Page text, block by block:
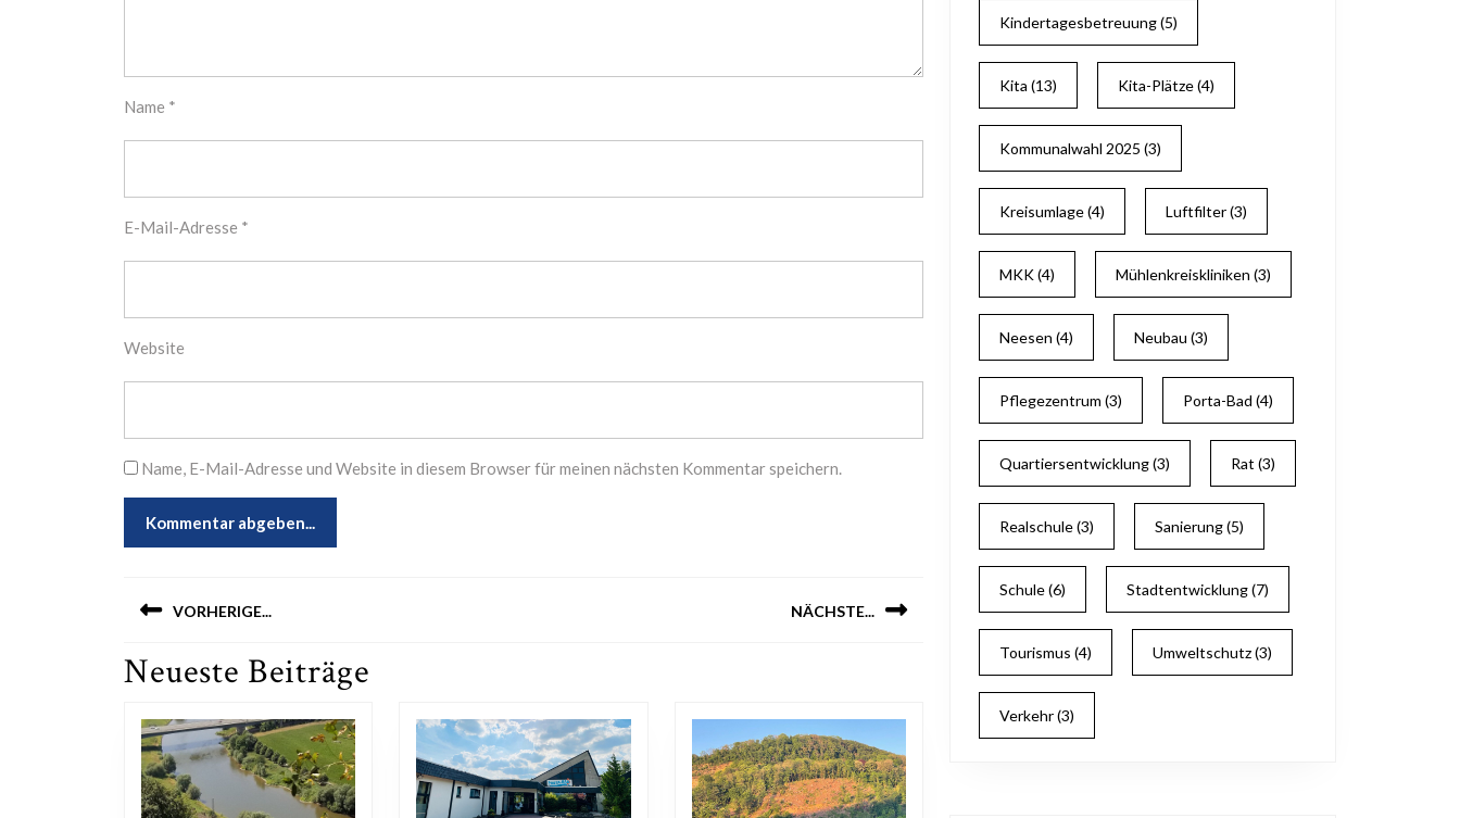
Name *
E-Mail-Adresse *
Website
Name, E-Mail-Adresse und Website in diesem Browser für meinen nächsten Kommentar speichern.
VORHERIGE...
Previous
NÄCHSTE...
Neueste Beiträge
Kindertagesbetreuung(5)
Kita (13) Kita-Plätze(4)
Kommunalwahl 2025 (3)
Kreisumlage(4) Luftfilter(3)
MKK(4) Mühlenkreiskliniken (3)
Neesen (4) Neubau (3)
Pflegezentrum (3) Porta-Bad (4)
Quartiersentwicklung(3) Rat (3)
Realschule(3) Sanierung(5)
Schule(6) Stadtentwicklung(7)
Tourismus (4) Umweltschutz(3)
Verkehr(3)